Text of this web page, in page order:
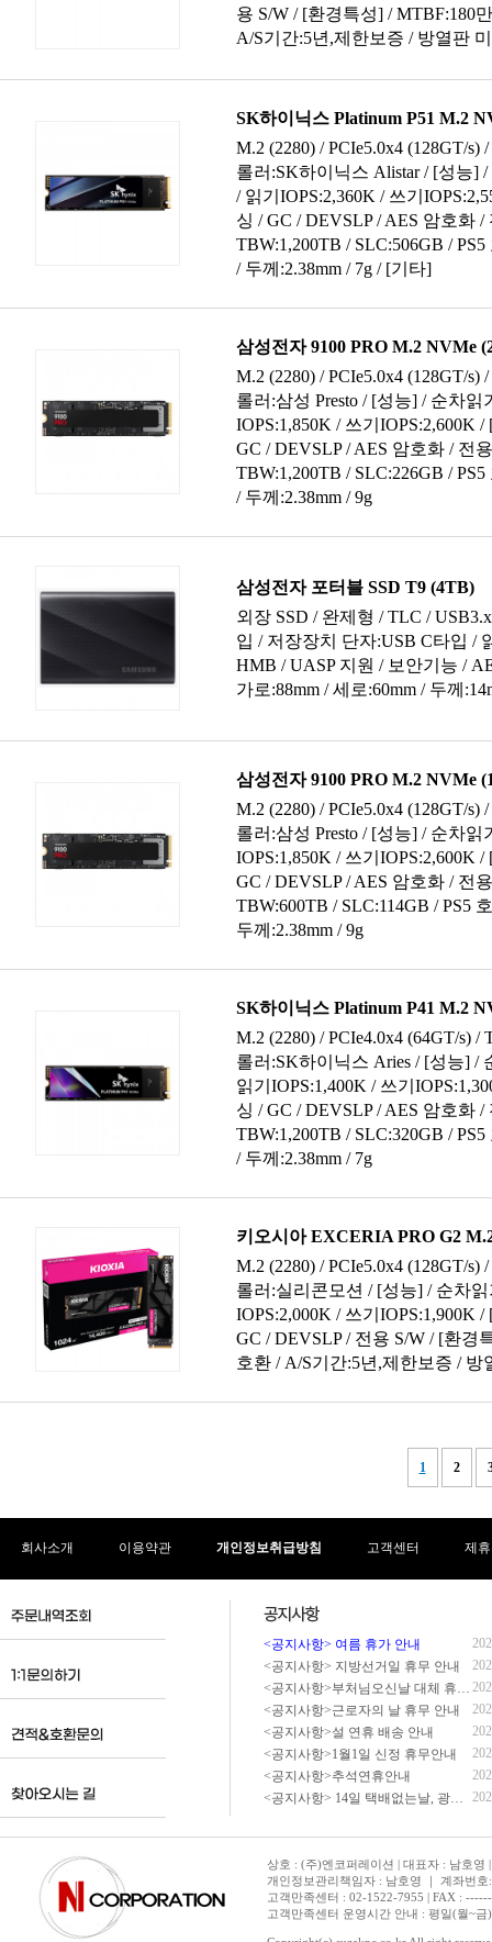
회사소개 이용약관 개인정보취급방침 고객센터 제
<공지사항> 여름 휴가 안내
<공지사항> 지방선거일 휴무 안내
<공지사항>부처님오신날 대체 휴무 안내
<공지사항>근로자의 날 휴무 안내
<공지사항>설 연휴 배송 안내
<공지사항>1월1일 신정 휴무안내
<공지사항>추석연휴안내
<공지사항> 14일 택배없는날, 광복절 휴무 배송 안내
상호 : (주)엔코퍼레이션 | 대표자 : 남호영
개인정보관리책임자 : 남호영 ｜ 계좌번
고객만족센터 : 02-1522-7955 | FAX :
고객만족센터 운영시간 안내 : 평일(월~